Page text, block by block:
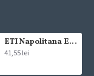
ETI Napolitana Eti Dare crema de cacao si glazura de ciocolata amaruie 12x50g
41,55 lei